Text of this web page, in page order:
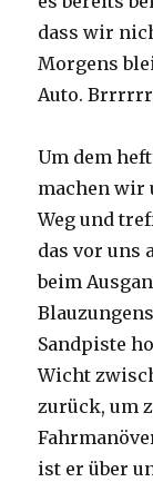
dass wir
Morgens
Auto.
Um dem
machen wir
Weg und
das vor uns
beim
Sandpiste
Wicht
zurück, um
ist er über